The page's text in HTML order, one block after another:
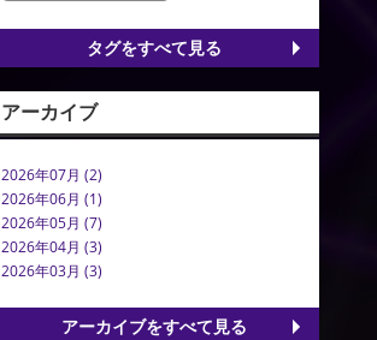
タグをすべて見る
アーカイブ
2026年07月 (2)
2026年06月 (1)
2026年05月 (7)
2026年04月 (3)
2026年03月 (3)
アーカイブをすべて見る